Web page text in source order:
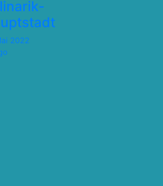
2022